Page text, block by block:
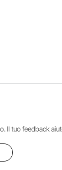
Il tuo feedback